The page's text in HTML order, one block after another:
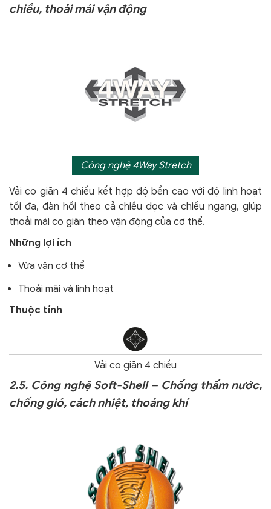
chiều, thoải mái vận động
Công nghệ 4Way Stretch
Vải co giãn 4 chiều kết hợp độ bền cao với độ linh hoạt
tối đa, đàn hồi theo cả chiều dọc và chiều ngang, giúp
thoải mái co giãn theo vận động của cơ thể.
Những lợi ích
Vừa vặn cơ thể
Thoải mãi và linh hoạt
Thuộc tính
Vải co giãn 4 chiều
2.5. Công nghệ Soft-Shell – Chống thấm nước,
chống gió, cách nhiệt, thoáng khí